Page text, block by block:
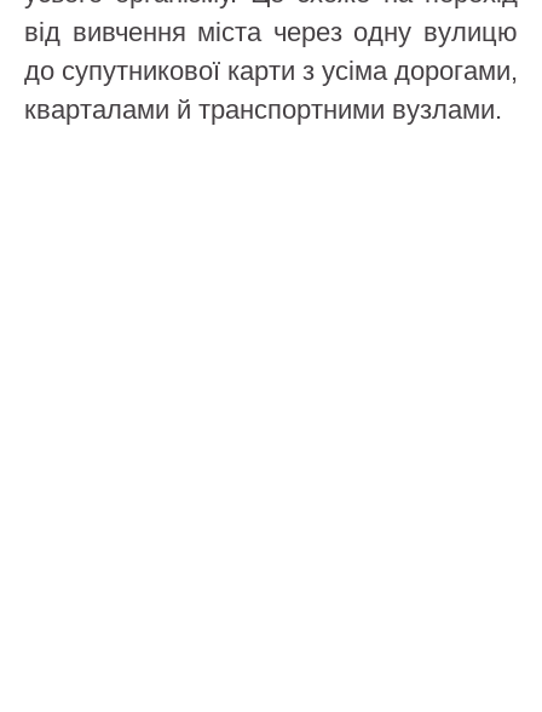
від вивчення міста через одну вулицю
до супутникової карти з усіма дорогами,
кварталами й транспортними вузлами.